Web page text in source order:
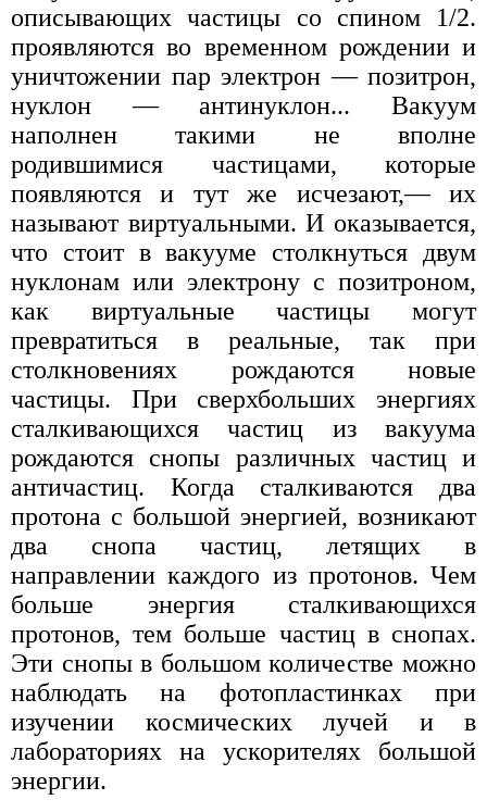
описывающих частицы со спином 1/2.
проявляются во временном рождении и
уничтожении пар электрон — позитрон,
нуклон — антинуклон... Вакуум
наполнен такими не вполне
родившимися частицами, которые
появляются и тут же исчезают,— их
называют виртуальными. И оказывается,
что стоит в вакууме столкнуться двум
нуклонам или электрону с позитроном,
как виртуальные частицы могут
превратиться в реальные, так при
столкновениях рождаются новые
частицы. При сверхбольших энергиях
сталкивающихся частиц из вакуума
рождаются снопы различных частиц и
античастиц. Когда сталкиваются два
протона с большой энергией, возникают
два снопа частиц, летящих в
направлении каждого из протонов. Чем
больше энергия сталкивающихся
протонов, тем больше частиц в снопах.
Эти снопы в большом количестве можно
наблюдать на фотопластинках при
изучении космических лучей и в
лабораториях на ускорителях большой
энергии.